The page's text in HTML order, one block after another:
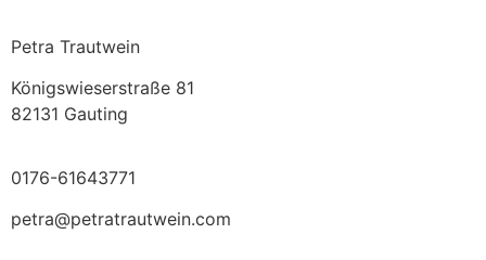
Petra Trautwein
Königswieserstraße 81
82131 Gauting
0176-61643771
petra@petratrautwein.com